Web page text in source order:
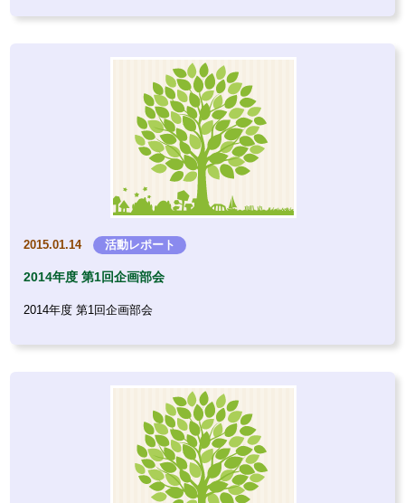
2015.01.14 活動レポート
2014年度 第1回企画部会
2014年度 第1回企画部会